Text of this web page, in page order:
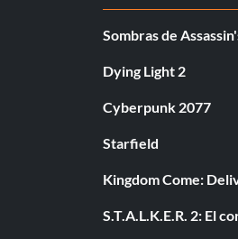
Sombras de
Dying Light 2
Cyberpunk 2077
Starfield
Kingdom Come:
S.T.A.L.K.E.R. 2: El